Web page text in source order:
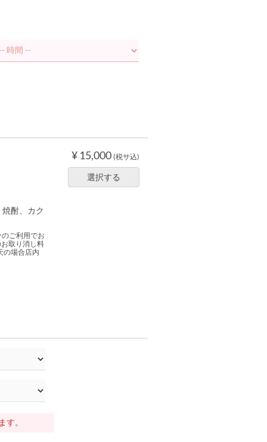
¥ 15,000 (税サ込)
選択する
酎、カク
ご利用でお
取り消し料
の場合店内
。